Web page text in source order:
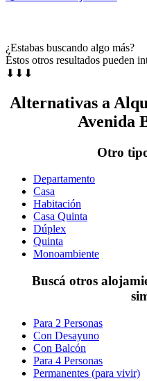
¿Estabas buscando algo más?
Éstos otros resultados pueden
⬇⬇⬇
Alternativas a
Avenida
Otro
Departamento
Casa
Habitación
Casa Quinta
Dúplex
Quinta
Monoambiente
Buscá otros
Para 2 Personas
Con Desayuno
Con Balcón
Para 4 Personas
Permanentes (para vivir)